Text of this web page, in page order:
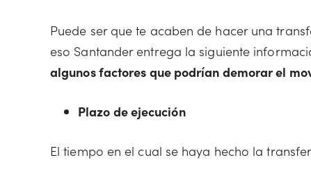
Puede ser que te acaben de hacer una
eso Santander entrega la siguiente
algunos factores que podrían demorar el
Plazo de ejecución
El tiempo en el cual se haya hecho la